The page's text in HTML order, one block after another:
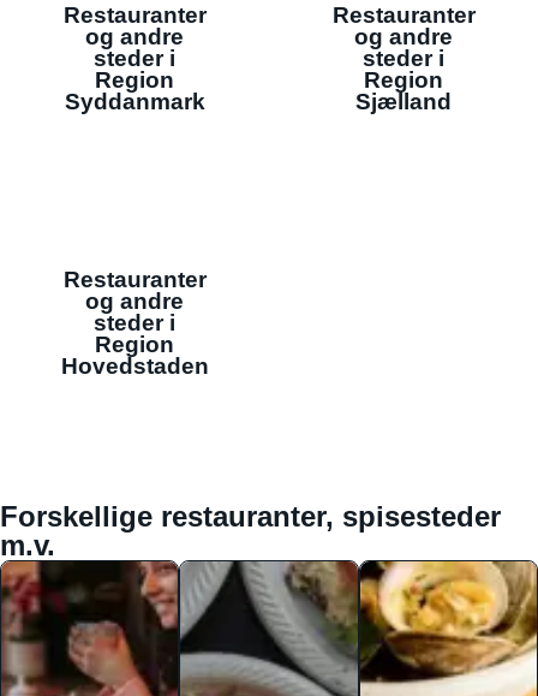
Restauranter
og andre
steder i
Region
Syddanmark
Restauranter
og andre
steder i
Region
Sjælland
Restauranter
og andre
steder i
Region
Hovedstaden
Forskellige restauranter, spisesteder
m.v.